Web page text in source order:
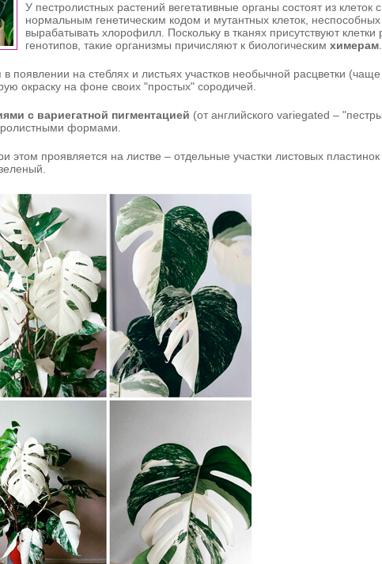
У пестролистных растений вегетативные органы состоят из клеток с
нормальным генетическим кодом и мутантных клеток, неспособных
вырабатывать хлорофилл. Поскольку в тканях присутствуют клетки
генотипов, такие организмы причисляют к биологическим химерам
на стеблях и листьях участков необычной расцветки (чаще
окраску на фоне своих "простых" сородичей.
с вариегатной пигментацией (от английского variegated –
формами.
этом проявляется на листве – отдельные участки листовых